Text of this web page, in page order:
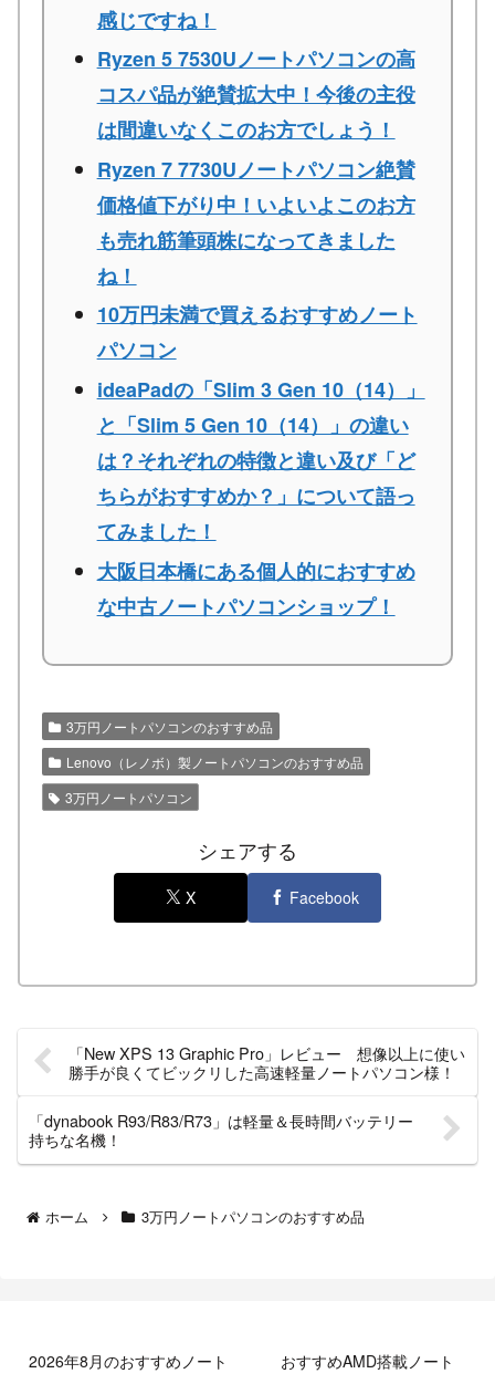
感じですね！
Ryzen 5 7530Uノートパソコンの高
コスパ品が絶賛拡大中！今後の主役
は間違いなくこのお方でしょう！
Ryzen 7 7730Uノートパソコン絶賛
価格値下がり中！いよいよこのお方
も売れ筋筆頭株になってきました
ね！
10万円未満で買えるおすすめノート
パソコン
ideaPadの「Slim 3 Gen 10（14）」
と「Slim 5 Gen 10（14）」の違い
は？それぞれの特徴と違い及び「ど
ちらがおすすめか？」について語っ
てみました！
大阪日本橋にある個人的におすすめ
な中古ノートパソコンショップ！
3万円ノートパソコンのおすすめ品
Lenovo（レノボ）製ノートパソコンのおすすめ品
3万円ノートパソコン
シェアする
X Facebook
「New XPS 13 Graphic Pro」レビュー 想像以上に使い
勝手が良くてビックリした高速軽量ノートパソコン様！
「dynabook R93/R83/R73」は軽量＆長時間バッテリー
持ちな名機！
ホーム 3万円ノートパソコンのおすすめ品
2026年8月のおすすめノート
おすすめAMD搭載ノート